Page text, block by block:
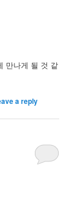
만나게 될 것 같
a reply